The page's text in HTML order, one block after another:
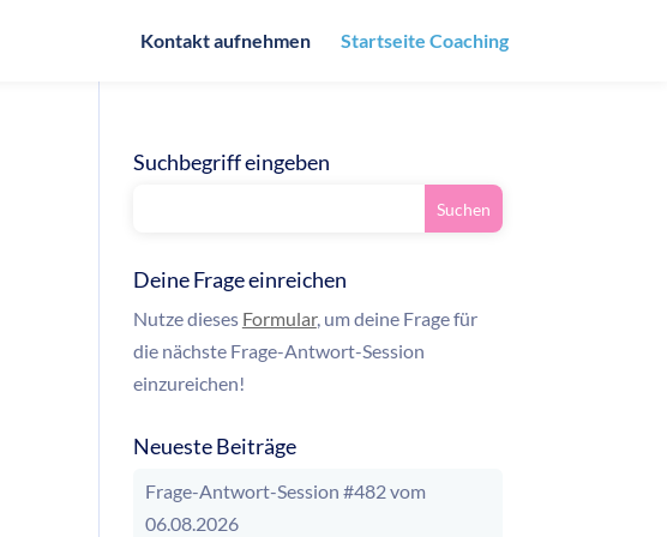
Kontakt aufnehmen Startseite Coaching
Suchbegriff eingeben
Deine Frage einreichen
Nutze dieses Formular, um deine Frage für
die nächste Frage-Antwort-Session
einzureichen!
Neueste Beiträge
Frage-Antwort-Session #482 vom
06.08.2026